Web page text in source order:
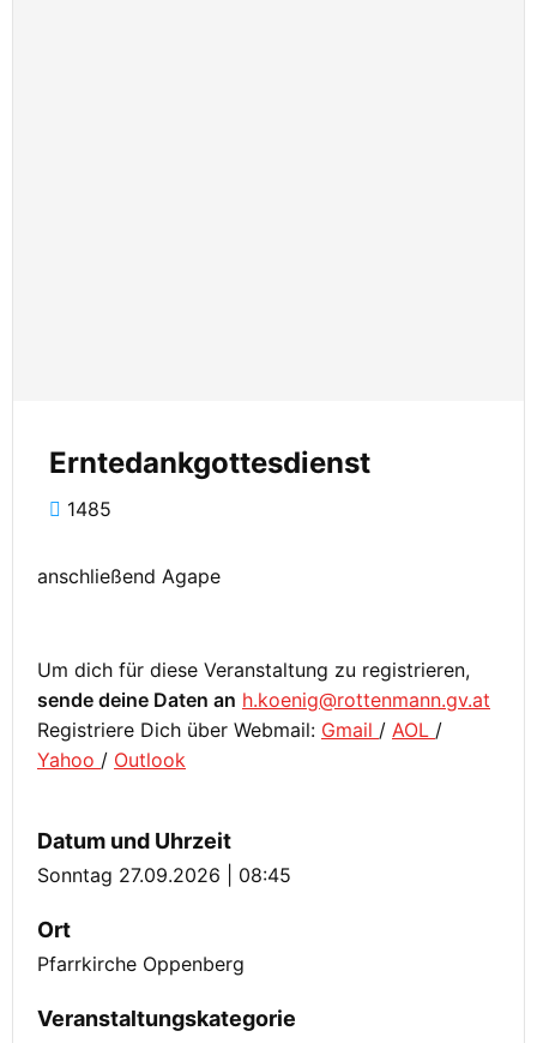
Erntedankgottesdienst
1485
anschließend Agape
Um dich für diese Veranstaltung zu registrieren,
sende deine Daten an h.koenig@rottenmann.gv.at
Registriere Dich über Webmail: Gmail / AOL /
Yahoo / Outlook
Datum und Uhrzeit
Sonntag 27.09.2026 | 08:45
Ort
Pfarrkirche Oppenberg
Veranstaltungskategorie